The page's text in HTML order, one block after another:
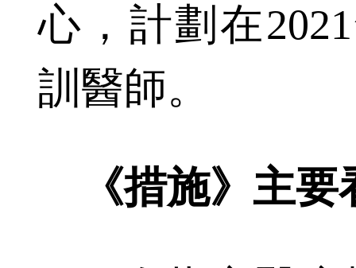
心，計劃在
訓醫師。
《措施》主要